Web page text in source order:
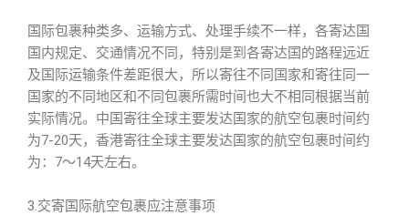
国际包裹种类多、运输方式、处理手续不一样，各寄达国
国内规定、交通情况不同，特别是到各寄达国的路程远近
及国际运输条件差距很大，所以寄往不同国家和寄往同一
国家的不同地区和不同包裹所需时间也大不相同根据当前
实际情况。中国寄往全球主要发达国家的航空包裹时间约
为7-20天，香港寄往全球主要发达国家的航空包裹时间约
为：7～14天左右。
3.交寄国际航空包裹应注意事项